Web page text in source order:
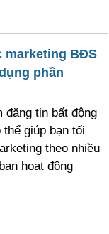
marketing BĐS
phần
đăng tin bất động
giúp bạn tối
theo nhiều
hoạt động